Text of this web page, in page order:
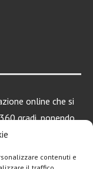
contenuti e
online che si
gradi, ponendo
Apple e